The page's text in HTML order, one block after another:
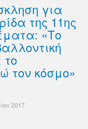
για
της 11ης
«Το
το
τον κόσμο»
2017